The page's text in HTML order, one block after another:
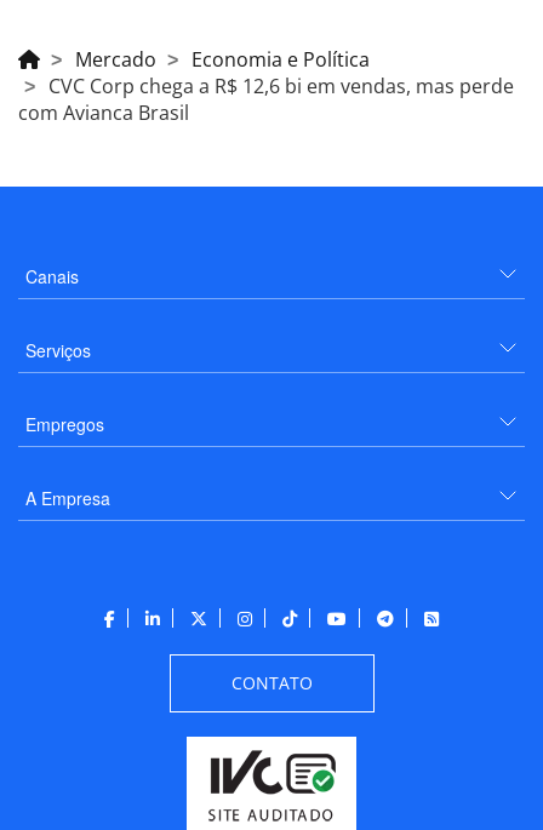
Mercado
Economia e Política
CVC Corp chega a R$ 12,6 bi em vendas, mas perde
com Avianca Brasil
Canais
Serviços
Empregos
A Empresa
CONTATO